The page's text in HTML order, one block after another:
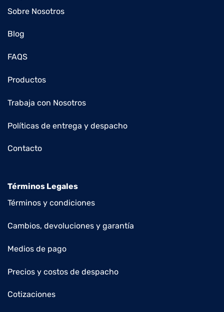
Sobre Nosotros
Blog
FAQS
Productos
Trabaja con Nosotros
Políticas de entrega y despacho
Contacto
Términos Legales
Términos y condiciones
Cambios, devoluciones y garantía
Medios de pago
Precios y costos de despacho
Cotizaciones